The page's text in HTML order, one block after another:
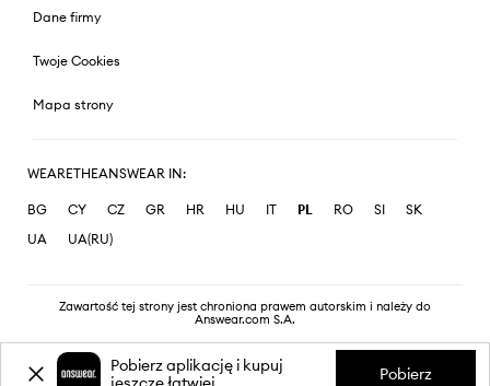
Dane firmy
Twoje Cookies
Mapa strony
WEARETHEANSWEAR IN:
BG CY CZ GR HR HU IT PL RO SI
SK
UA
UA(RU)
Zawartość tej strony jest chroniona prawem autorskim i należy do
Answear.com S.A.
Pobierz aplikację i kupuj
Pobierz